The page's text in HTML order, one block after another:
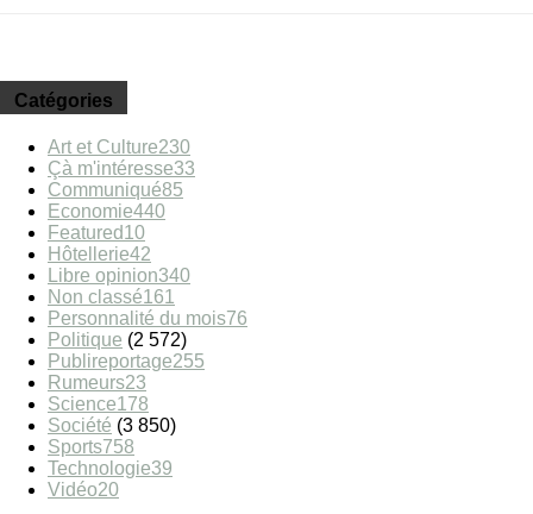
Catégories
Art et Culture230
Çà m'intéresse33
Communiqué85
Economie440
Featured10
Hôtellerie42
Libre opinion340
Non classé161
Personnalité du mois76
Politique (2 572)
Publireportage255
Rumeurs23
Science178
Société (3 850)
Sports758
Technologie39
Vidéo20